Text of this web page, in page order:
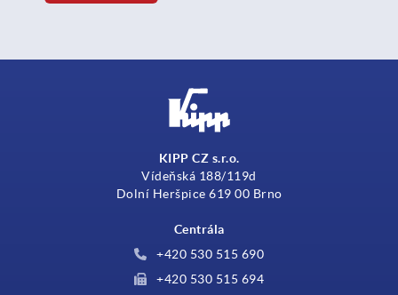
KIPP CZ s.r.o.
Vídeňská 188/119d
Dolní Heršpice 619 00 Brno
Centrála
+420 530 515 690
+420 530 515 694